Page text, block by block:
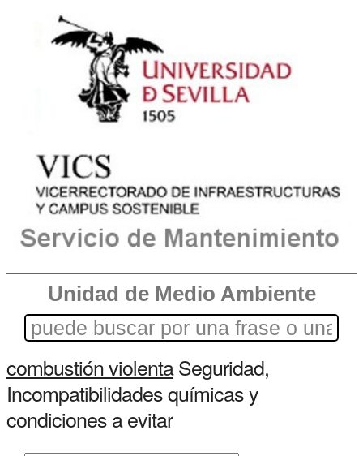
Unidad de Medio Ambiente
combustión violentaSeguridad,
Incompatibilidades químicas y
condiciones a evitar